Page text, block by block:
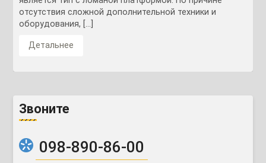
отсутствия сложной дополнительной техники и
оборудования, […]
Детальнее
Звоните
098-890-86-00